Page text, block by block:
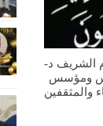
الشريف د-
ومؤسس
والمثقفين